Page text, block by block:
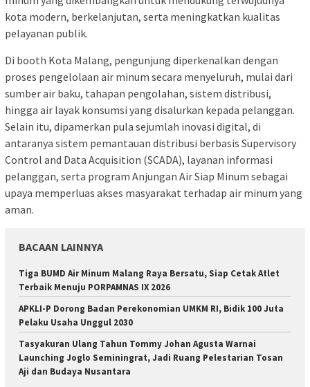
kota modern, berkelanjutan, serta meningkatkan kualitas
pelayanan publik.
Di booth Kota Malang, pengunjung diperkenalkan dengan
proses pengelolaan air minum secara menyeluruh, mulai dari
sumber air baku, tahapan pengolahan, sistem distribusi,
hingga air layak konsumsi yang disalurkan kepada pelanggan.
Selain itu, dipamerkan pula sejumlah inovasi digital, di
antaranya sistem pemantauan distribusi berbasis Supervisory
Control and Data Acquisition (SCADA), layanan informasi
pelanggan, serta program Anjungan Air Siap Minum sebagai
upaya memperluas akses masyarakat terhadap air minum yang
aman.
BACAAN LAINNYA
Tiga BUMD Air Minum Malang Raya Bersatu, Siap Cetak Atlet
Terbaik Menuju PORPAMNAS IX 2026
APKLI-P Dorong Badan Perekonomian UMKM RI, Bidik 100 Juta
Pelaku Usaha Unggul 2030
Tasyakuran Ulang Tahun Tommy Johan Agusta Warnai
Launching Joglo Seminingrat, Jadi Ruang Pelestarian Tosan
Aji dan Budaya Nusantara